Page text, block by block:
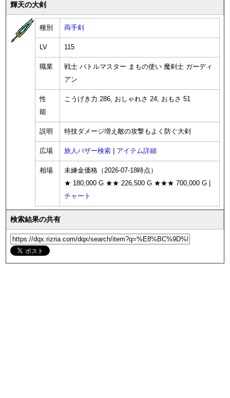
輝天の大剣
種別 両手剣
LV 115
職業
戦士 バトルマスター まもの使い 魔剣士 ガーディ
アン
性
能
こうげき力 286, おしゃれさ 24, おもさ 51
説明 特技ダメージ増え敵の攻撃もよく防ぐ大剣
広場 旅人バザー検索 アイテム詳細
相場
未練金価格（2026-07-18時点）
★ 180,000 G ★★ 226,500 G ★★★ 700,000 G |
チャート
検索結果の共有